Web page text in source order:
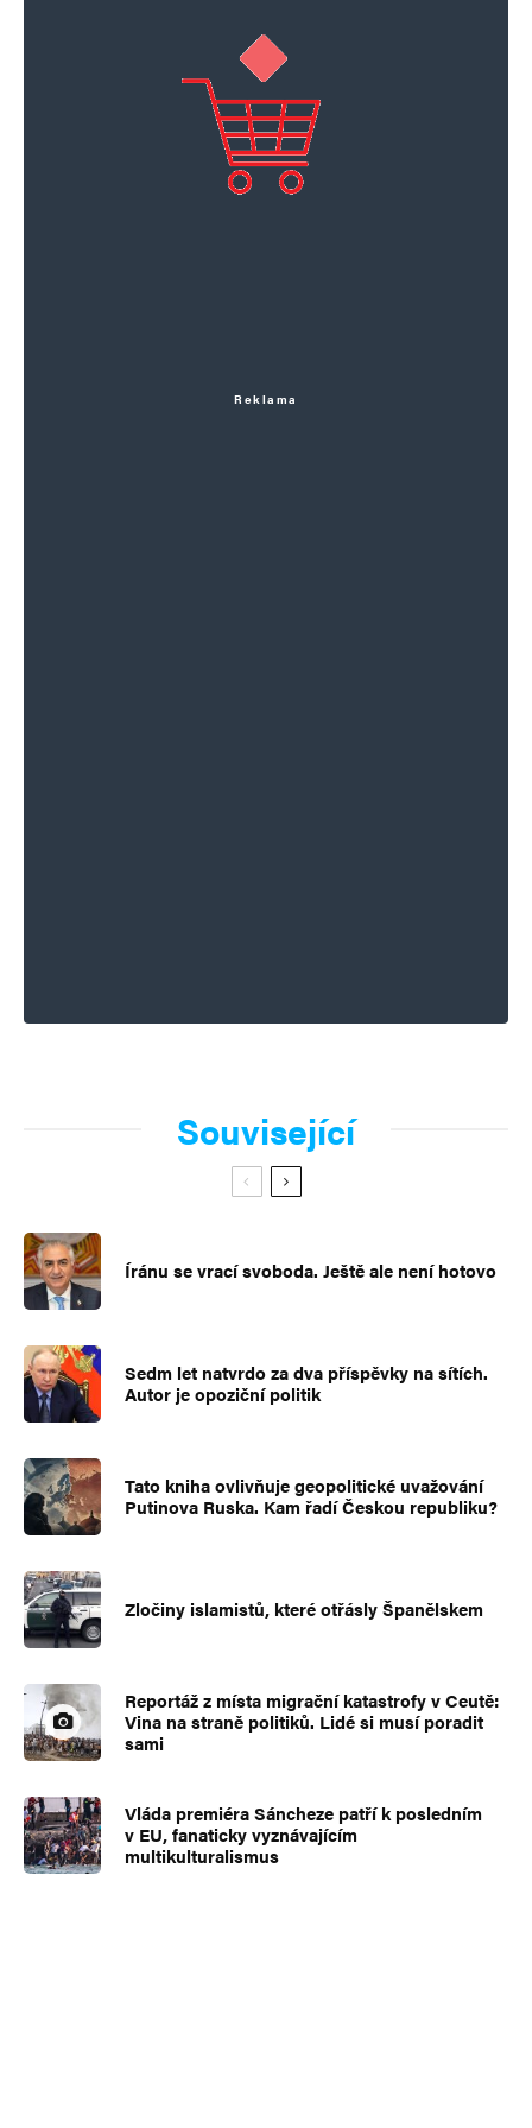
Reklama
Související
Íránu se vrací svoboda. Ještě ale není hotovo
Sedm let natvrdo za dva příspěvky na sítích.
Autor je opoziční politik
Tato kniha ovlivňuje geopolitické uvažování
Putinova Ruska. Kam řadí Českou republiku?
Zločiny islamistů, které otřásly Španělskem
Reportáž z místa migrační katastrofy v Ceutě:
Vina na straně politiků. Lidé si musí poradit
sami
Vláda premiéra Sáncheze patří k posledním
v EU, fanaticky vyznávajícím
multikulturalismus